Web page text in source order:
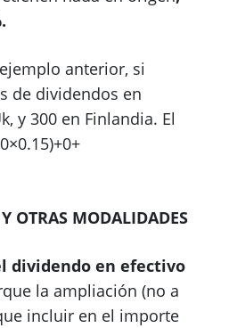
anterior, si
de dividendos en
y 300 en Finlandia. El
OTRAS MODALIDADES
dividendo en efectivo
la ampliación (no a
incluir en el importe